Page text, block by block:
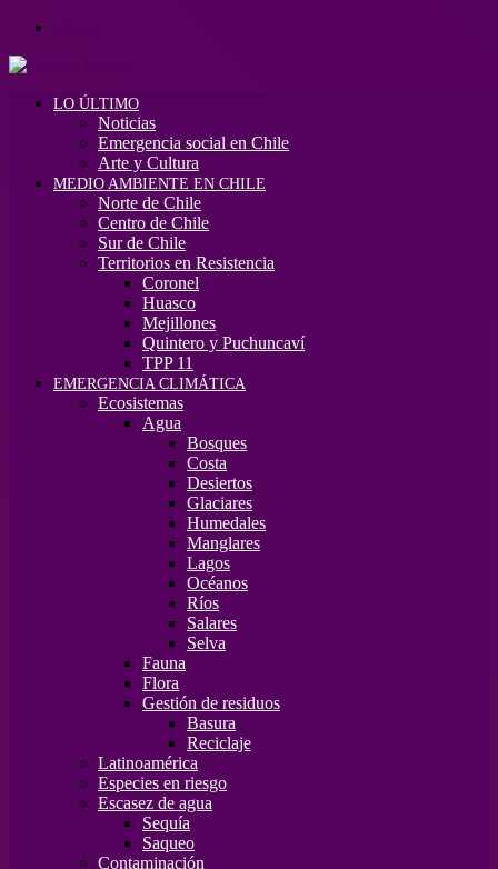
LO ÚLTIMO
Noticias
Emergencia social en Chile
Arte y Cultura
MEDIO AMBIENTE EN CHILE
Norte de Chile
Centro de Chile
Sur de Chile
Territorios en Resistencia
Coronel
Huasco
Mejillones
Quintero y Puchuncaví
TPP 11
EMERGENCIA CLIMÁTICA
Ecosistemas
Agua
Bosques
Costa
Desiertos
Glaciares
Humedales
Manglares
Lagos
Océanos
Ríos
Salares
Selva
Fauna
Flora
Gestión de residuos
Basura
Reciclaje
Latinoamérica
Especies en riesgo
Escasez de agua
Sequía
Saqueo
Contaminación